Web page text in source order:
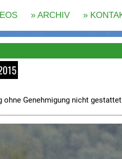
ohne Genehmigung nicht gestattet